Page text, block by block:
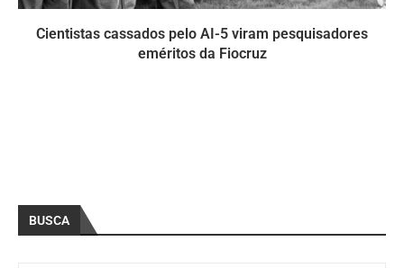
Cientistas cassados pelo AI-5 viram pesquisadores
eméritos da Fiocruz
BUSCA